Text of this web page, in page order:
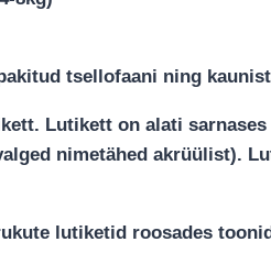
tsellofaani ning
Lutikett on alati
nimetähed akrüülist).
lutiketid roosades